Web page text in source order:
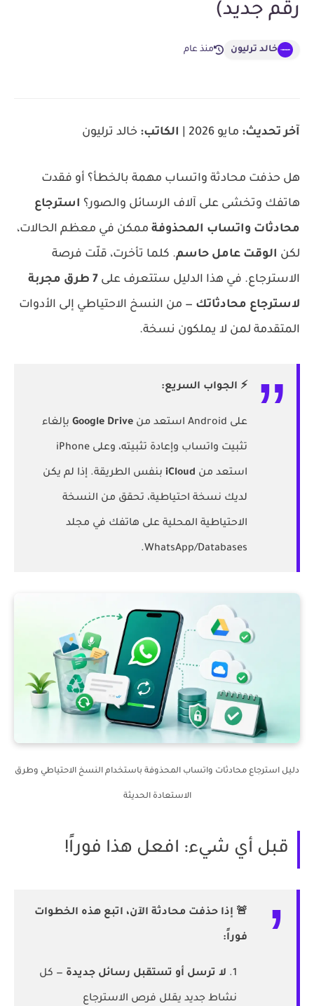
رقم جديد)
خالد ترليون منذ عام
آخر تحديث:مايو 2026 | الكاتب:خالد ترليون
هل حذفت محادثة واتساب مهمة بالخطأ؟ أو فقدت
هاتفك وتخشى على آلاف الرسائل والصور؟استرجاع
محادثات واتساب المحذوفةممكن في معظم الحالات،
لكنالوقت عامل حاسم. كلما تأخرت، قلّت فرصة
الاسترجاع. في هذا الدليل ستتعرف على 7 طرق مجربة
لاسترجاع محادثاتك— من النسخ الاحتياطي إلى الأدوات
المتقدمة لمن لا يملكون نسخة.
⚡ الجواب السريع:
على Android استعد من Google Driveبإلغاء
تثبيت واتساب وإعادة تثبيته، وعلى iPhone
استعد منiCloudبنفس الطريقة. إذا لم يكن
لديك نسخة احتياطية، تحقق من النسخة
الاحتياطية المحلية على هاتفك في مجلد
WhatsApp/Databases
.
دليل استرجاع محادثات واتساب المحذوفة باستخدام النسخ الاحتياطي وطرق
الاستعادة الحديثة
قبل أي شيء: افعل هذا فوراً!
🚨 إذا حذفت محادثة الآن، اتبع هذه الخطوات
فوراً:
لا ترسل أو تستقبل رسائل جديدة— كل
نشاط جديد يقلل فرص الاسترجاع